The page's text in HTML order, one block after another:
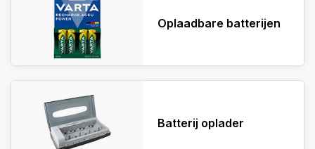
Oplaadbare batterijen
Batterij oplader